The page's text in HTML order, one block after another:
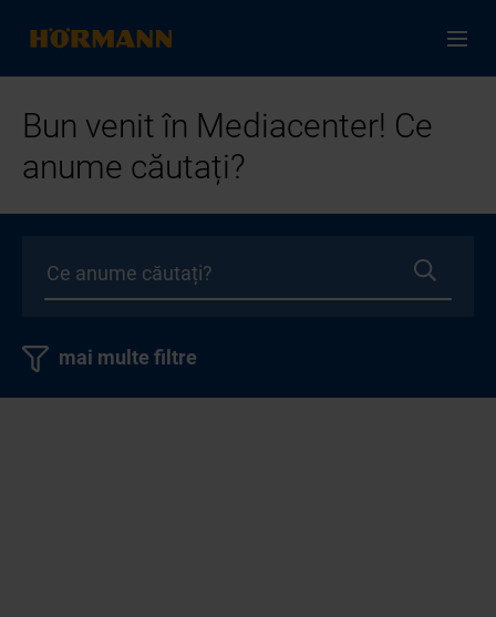
Bun venit în Mediacenter! Ce
anume căutați?
mai multe filtre